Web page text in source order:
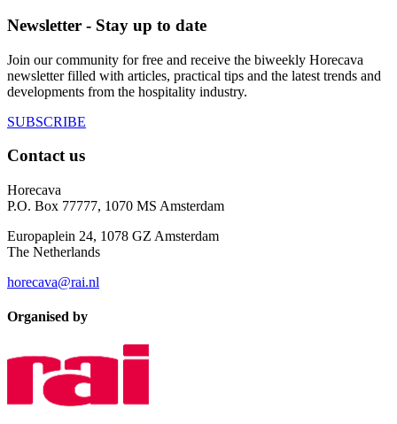
Newsletter - Stay up to date
Join our community for free and receive the biweekly Horecava
newsletter filled with articles, practical tips and the latest trends and
developments from the hospitality industry.
SUBSCRIBE
Contact us
Horecava
P.O. Box 77777, 1070 MS Amsterdam
Europaplein 24, 1078 GZ Amsterdam
The Netherlands
horecava@rai.nl
Organised by